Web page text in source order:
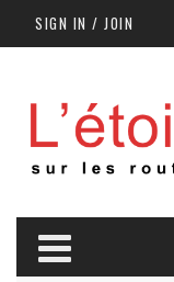
SIGN IN / JOIN